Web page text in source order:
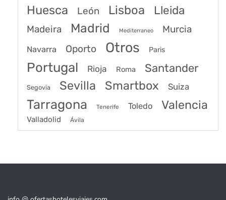
Huesca León Lisboa Lleida
Madeira Madrid Mediterraneo Murcia
Navarra Oporto Otros Paris
Portugal Rioja Roma Santander
Segovia Sevilla Smartbox Suiza
Tarragona Tenerife Toledo Valencia
Valladolid Ávila